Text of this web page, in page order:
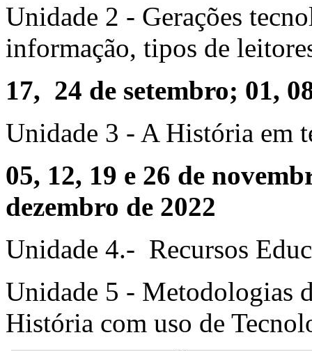
Unidade 2 - Gerações
informação, tipos de
17, 24 de setembro; 01,
Unidade 3 - A História em
05, 12, 19 e 26 de
dezembro de 2022
Unidade 4.- Recursos
Unidade 5 - Metodologias
História com uso de